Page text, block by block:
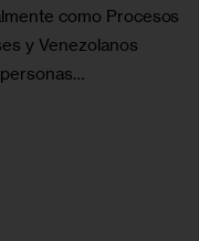
como Procesos
y Venezolanos